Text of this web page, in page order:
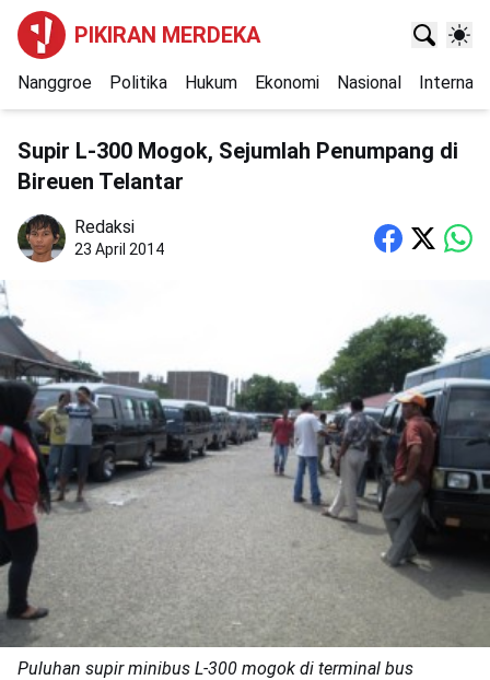
PIKIRAN MERDEKA
Nanggroe Politika Hukum Ekonomi Nasional
Supir L-300 Mogok, Sejumlah Penumpang di
Bireuen Telantar
Redaksi
23 April 2014
Puluhan supir minibus L-300 mogok di terminal bus